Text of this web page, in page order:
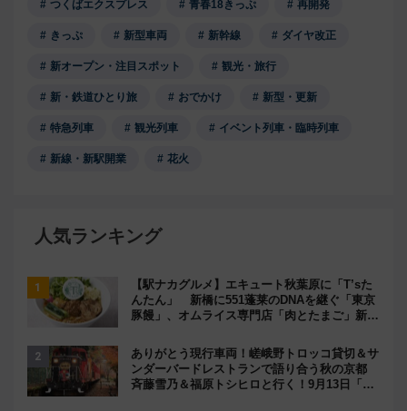
つくばエクスプレス 青春18きっぷ 再開発
きっぷ 新型車両 新幹線 ダイヤ改正
新オープン・注目スポット 観光・旅行
新・鉄道ひとり旅 おでかけ 新型・更新
特急列車 観光列車 イベント列車・臨時列車
新線・新駅開業 花火
人気ランキング
【駅ナカグルメ】エキュート秋葉原に「T’sた
んたん」 新橋に551蓬莱のDNAを継ぐ「東京
豚饅」、オムライス専門店「肉とたまご」新グ
ありがとう現行車両！嵯峨野トロッコ貸切＆サ
ンダーバードレストランで語り合う秋の京都
斉藤雪乃＆福原トシヒロと行く！9月13日「京